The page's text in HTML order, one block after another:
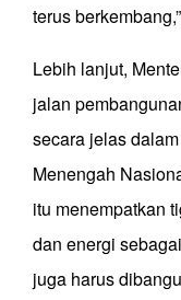
terus
Lebih lanjut,
jalan
secara jelas
Menengah
itu menempatkan
dan energi
juga harus